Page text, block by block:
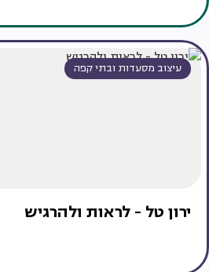
עיצוב מסעדות ובתי קפה
ירון טל - לראות ולהרגיש